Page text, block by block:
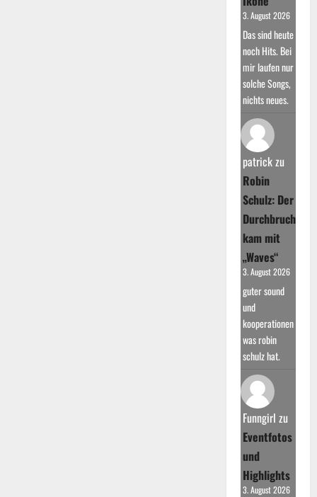
3. August 2026
Das sind heute
noch Hits. Bei
mir laufen nur
solche Songs,
nichts neues.
patrickzu
Robin
Schulz: Der
Durchbruch
kam mit
„Waves“
3. August 2026
guter sound
und
kooperationen
was robin
schulz hat.
Funngirl zu
Eventfotos
und
Highlights
3. August 2026